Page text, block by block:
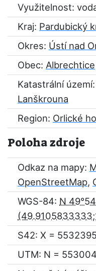
Využitelnost:
Kraj: Pardubický
Okres: Ústí nad
Obec: Albrechtice
Katastrální území:
Lanškrouna
Region: Orlické
Poloha zdroje
Odkaz na mapy:
OpenStreetMap,
WGS-84: N
S42: X =
UTM: N =